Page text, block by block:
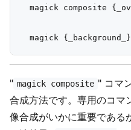
magick composite
" magick composite " コマ
合成方法です。専用のコマ
像合成がいかに重要である